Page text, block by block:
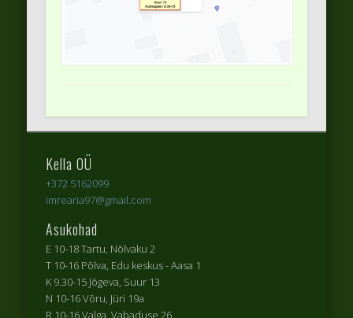
Kella OÜ
+372 5162099
imrearia97@gmail.com
Asukohad
E 10-18 Tartu, Nõlvaku 2
T 10-16 Põlva, Edu keskus - Aasa 1
K 9.30-15 Jõgeva, Suur 13
N 10-16 Võru, Jüri 19a
R 10-16 Valga, Vabaduse 26